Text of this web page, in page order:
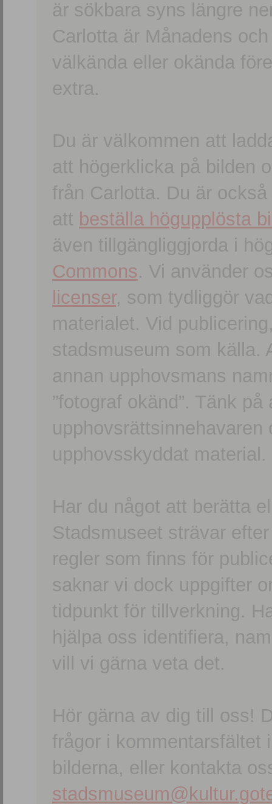
är sökbara syns längre
Carlotta är Månadens
välkända eller okända
extra.
Du är välkommen att
att högerklicka på bilden
från Carlotta. Du är
att beställa högupplösta
även tillgängliggjorda i
Commons. Vi använder
licenser, som tydliggör
materialet. Vid
stadsmuseum som källa.
annan upphovsmans
”fotograf okänd”. Tänk
upphovsskyddat material.
Har du något att berätta
Stadsmuseet strävar
regler som finns för
saknar vi dock uppgifter
tidpunkt för tillverkning.
hjälpa oss identifiera,
vill vi gärna veta det.
Hör gärna av dig till oss!
frågor i kommentarsfältet
bilderna, eller kontakta